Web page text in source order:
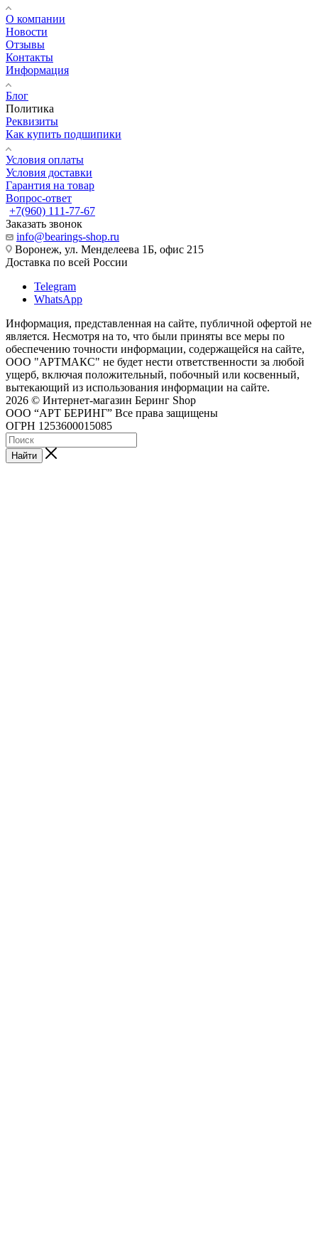
О компании
Новости
Отзывы
Контакты
Информация
Блог
Политика
Реквизиты
Как купить подшипики
Условия оплаты
Условия доставки
Гарантия на товар
Вопрос-ответ
+7(960) 111-77-67
Заказать звонок
info@bearings-shop.ru
Воронеж, ул. Менделеева 1Б, офис 215
Доставка по всей России
Telegram
WhatsApp
Информация, представленная на сайте, публичной офертой не
является. Несмотря на то, что были приняты все меры по
обеспечению точности информации, содержащейся на сайте,
ООО "АРТМАКС" не будет нести ответственности за любой
ущерб, включая положительный, побочный или косвенный,
вытекающий из использования информации на сайте.
2026 © Интернет-магазин Беринг Shop
ООО “АРТ БЕРИНГ” Все права защищены
ОГРН 1253600015085
Найти